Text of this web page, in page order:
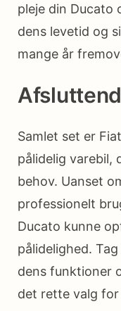
pleje din
dens levetid og
mange år
Samlet set er
pålidelig varebil,
behov. Uanset
professionelt
Ducato kunne
pålidelighed.
dens funktioner
det rette valg for